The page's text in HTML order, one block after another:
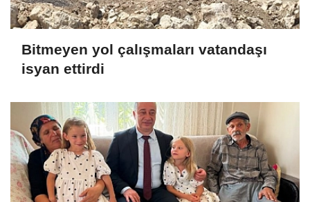
Bitmeyen yol çalışmaları vatandaşı
isyan ettirdi